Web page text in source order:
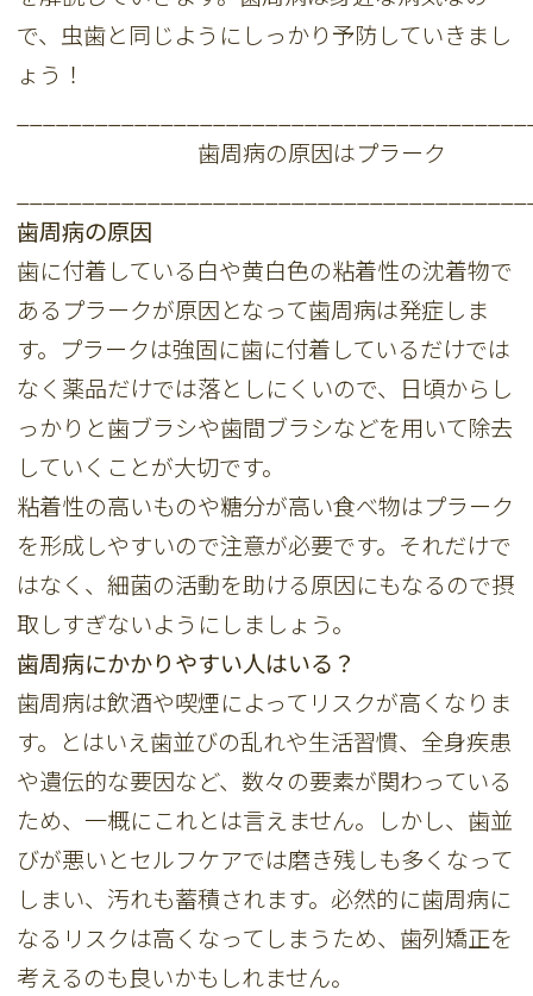
で、虫歯と同じようにしっかり予防していきまし
ょう！
歯周病の原因はプラーク
歯周病の原因
歯に付着している白や黄白色の粘着性の沈着物で
あるプラークが原因となって歯周病は発症しま
す。プラークは強固に歯に付着しているだけでは
なく薬品だけでは落としにくいので、日頃からし
っかりと歯ブラシや歯間ブラシなどを用いて除去
していく​​ことが大切です。
粘着性の高いものや糖分が高い食べ物はプラーク
を形成しやすいので注意が必要です。それだけで
はなく、細菌の活動を助ける原因にもなるので摂
取しすぎないようにしましょう。
歯周病にかかりやすい人はいる？
歯周病は飲酒や喫煙によってリスクが高くなりま
す。とはいえ歯並びの乱れや生活習慣、全身疾患
や遺伝的な要因など、数々の要素が関わっている
ため、一概にこれとは言えません。しかし、歯並
びが悪いとセルフケアでは磨き残しも多くなって
しまい、汚れも蓄積されます。必然的に歯周病に
なるリスクは高くなってしまうため、歯列矯正を
考えるのも良いかもしれません。